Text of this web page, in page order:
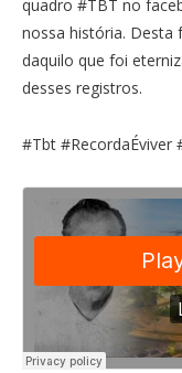
quadro #TBT no
nossa história. Desta
daquilo que foi
desses registros.
#Tbt #RecordaÉviver